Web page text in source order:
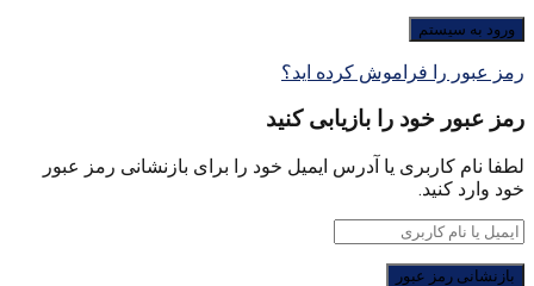
رمز عبور را فراموش کرده اید؟
رمز عبور خود را بازیابی کنید
لطفا نام کاربری یا آدرس ایمیل خود را برای بازنشانی رمز عبور
خود وارد کنید.